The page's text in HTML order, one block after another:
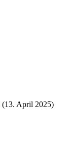
(13. April 2025)